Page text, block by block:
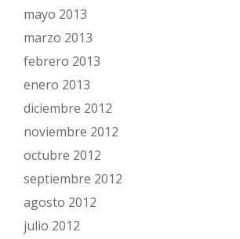
mayo 2013
marzo 2013
febrero 2013
enero 2013
diciembre 2012
noviembre 2012
octubre 2012
septiembre 2012
agosto 2012
julio 2012